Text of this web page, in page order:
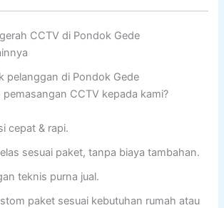
CCTV di Pondok Gede
pelanggan di Pondok Gede
CCTV kepada kami?
cepat & rapi.
sesuai paket, tanpa biaya tambahan.
teknis purna jual.
paket sesuai kebutuhan rumah atau